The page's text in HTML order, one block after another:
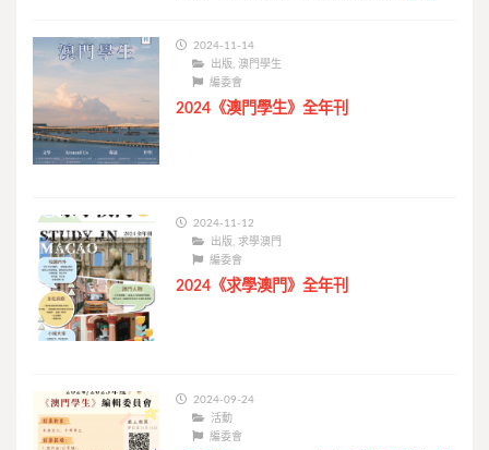
2024-11-14
出版 ,澳門學生
編委會
2024《澳門學生》全年刊
2024-11-12
出版
求學澳門
編委會
2024《求學澳門》全年刊
2024-09-24
活動
編委會